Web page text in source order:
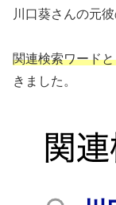
川口葵さんの元
関連検索ワード
きました。